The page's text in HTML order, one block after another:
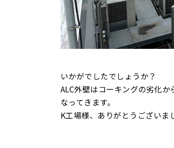
いかがでしたでしょうか？
ALC外壁はコーキングの劣化
なってきます。
K工場様、ありがとうございま